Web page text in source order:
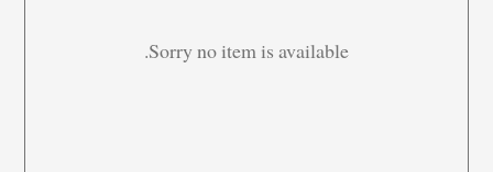
Sorry no item is available.